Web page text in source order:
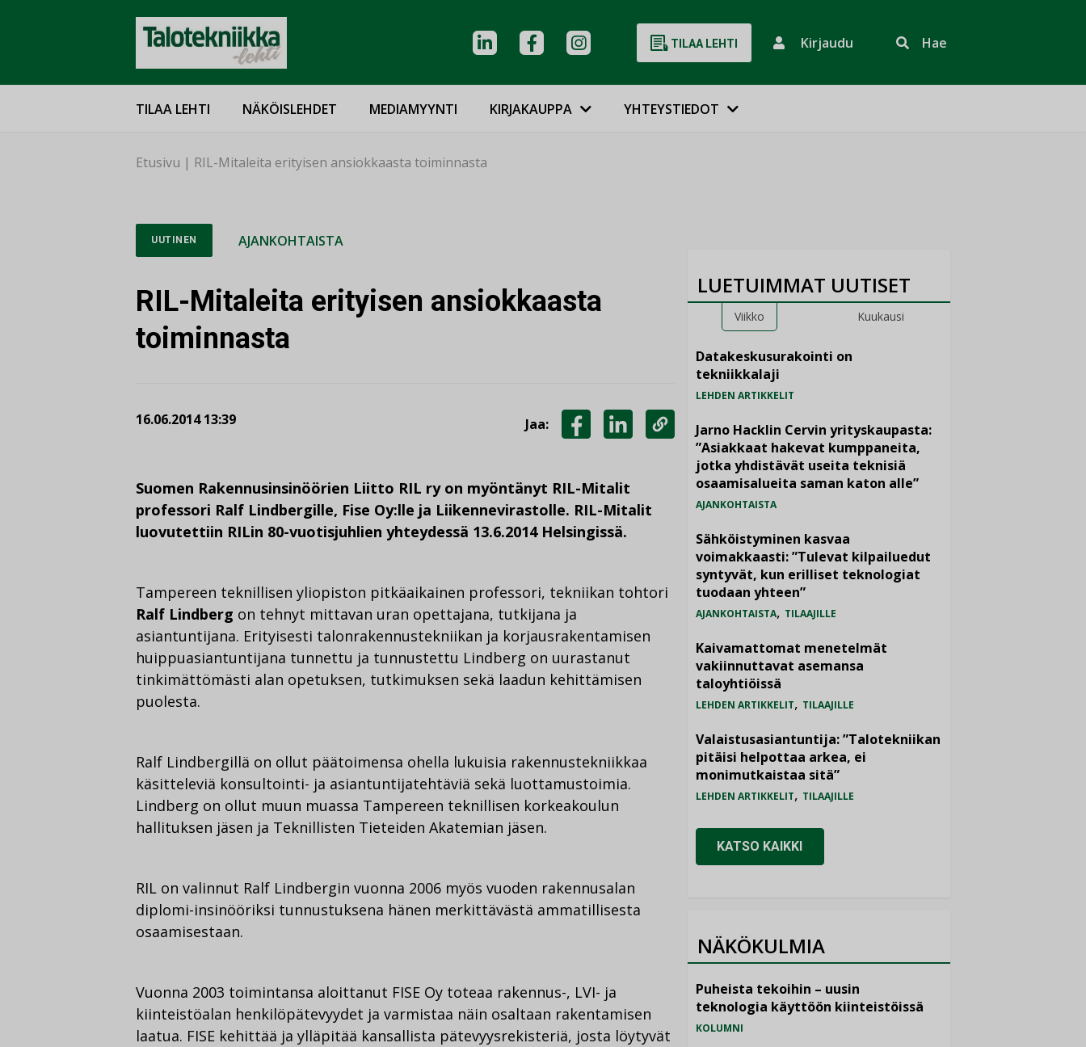
TILAA LEHTI Kirjaudu Hae
TILAA LEHTI NÄKÖISLEHDET MEDIAMYYNTI KIRJAKAUPPA YHTEYSTIEDOT
Etusivu | RIL-Mitaleita erityisen ansiokkaasta toiminnasta
UUTINEN AJANKOHTAISTA
RIL-Mitaleita erityisen ansiokkaasta
toiminnasta
16.06.2014 13:39 Jaa:
LINKEDINISSÄ
KOPIOI
LINKKI
Suomen Rakennusinsinöörien Liitto RIL ry on myöntänyt RIL-Mitalit
professori Ralf Lindbergille, Fise Oy:lle ja Liikennevirastolle. RIL-Mitalit
luovutettiin RILin 80-vuotisjuhlien yhteydessä 13.6.2014 Helsingissä.
Tampereen teknillisen yliopiston pitkäaikainen professori, tekniikan tohtori
Ralf Lindberg on tehnyt mittavan uran opettajana, tutkijana ja
asiantuntijana. Erityisesti talonrakennustekniikan ja korjausrakentamisen
huippuasiantuntijana tunnettu ja tunnustettu Lindberg on uurastanut
tinkimättömästi alan opetuksen, tutkimuksen sekä laadun kehittämisen
puolesta.
Ralf Lindbergillä on ollut päätoimensa ohella lukuisia rakennustekniikkaa
käsitteleviä konsultointi- ja asiantuntijatehtäviä sekä luottamustoimia.
Lindberg on ollut muun muassa Tampereen teknillisen korkeakoulun
hallituksen jäsen ja Teknillisten Tieteiden Akatemian jäsen.
RIL on valinnut Ralf Lindbergin vuonna 2006 myös vuoden rakennusalan
diplomi-insinööriksi tunnustuksena hänen merkittävästä ammatillisesta
osaamisestaan.
Vuonna 2003 toimintansa aloittanut FISE Oy toteaa rakennus-, LVI- ja
kiinteistöalan henkilöpätevyydet ja varmistaa näin osaltaan rakentamisen
laatua. FISE kehittää ja ylläpitää kansallista pätevyysrekisteriä, josta löytyvät
LUETUIMMAT UUTISET
Viikko Kuukausi
Datakeskusurakointi on
tekniikkalaji
LEHDEN ARTIKKELIT
Jarno Hacklin Cervin yrityskaupasta:
”Asiakkaat hakevat kumppaneita,
jotka yhdistävät useita teknisiä
osaamisalueita saman katon alle”
AJANKOHTAISTA
Sähköistyminen kasvaa
voimakkaasti: ”Tulevat kilpailuedut
syntyvät, kun erilliset teknologiat
tuodaan yhteen”
AJANKOHTAISTA, TILAAJILLE
Kaivamattomat menetelmät
vakiinnuttavat asemansa
taloyhtiöissä
LEHDEN ARTIKKELIT, TILAAJILLE
Valaistusasiantuntija: ”Talotekniikan
pitäisi helpottaa arkea, ei
monimutkaistaa sitä”
LEHDEN ARTIKKELIT, TILAAJILLE
KATSO KAIKKI
NÄKÖKULMIA
Puheista tekoihin – uusin
teknologia käyttöön kiinteistöissä
KOLUMNI